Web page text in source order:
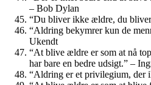
– Bob Dylan
“Du bliver ikke ældre, du
“Aldring bekymrer kun de
Ukendt
“At blive ældre er som at nå
har bare en bedre udsigt.” –
“Aldring er et privilegium, der